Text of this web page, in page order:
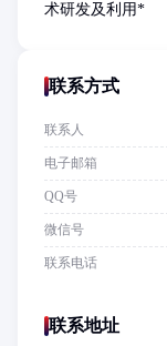
术研发及利用*
联系方式
联系人
电子邮箱
QQ号
微信号
联系电话
联系地址